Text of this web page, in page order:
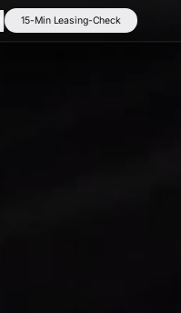
15-Min Leasing-Check